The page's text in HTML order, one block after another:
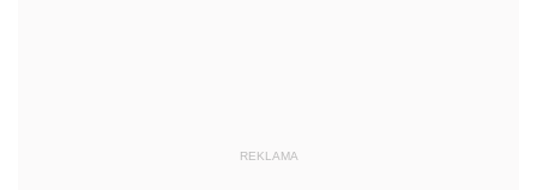
REKLAMA